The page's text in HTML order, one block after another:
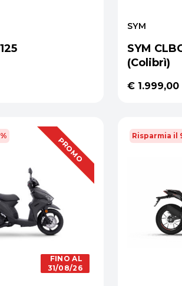
SYM
SYM
(Colibrì)
€ 1.999,00
OFFERTA
PROMO
FINO AL
31/08/26
Risparmia il